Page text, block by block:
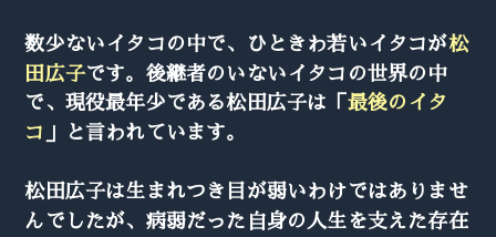
数少ないイタコの中で、ひときわ若いイタコが松
田広子です。後継者のいないイタコの世界の中
で、現役最年少である松田広子は「最後のイタ
コ 」と言われています。
松田広子は生まれつき目が弱いわけではありませ
んでしたが、病弱だった自身の人生を支えた存在